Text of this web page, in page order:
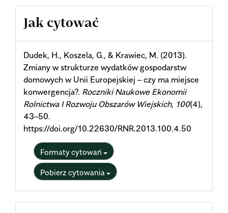
Article
Details
Jak cytować
Dudek, H., Koszela, G., & Krawiec, M. (2013).
Zmiany w strukturze wydatków gospodarstw
domowych w Unii Europejskiej – czy ma miejsce
konwergencja?. Roczniki Naukowe Ekonomii
Rolnictwa I Rozwoju Obszarów Wiejskich, 100(4),
43–50.
https://doi.org/10.22630/RNR.2013.100.4.50
Formaty cytowań
Pobierz cytowania